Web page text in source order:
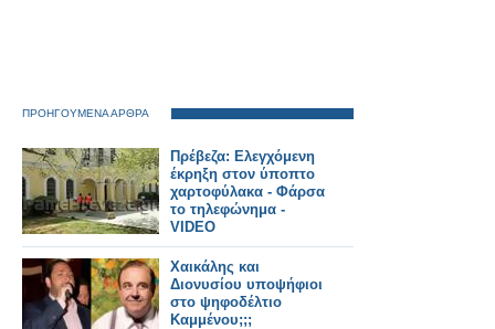
ΠΡΟΗΓΟΥΜΕΝΑ ΑΡΘΡΑ
Πρέβεζα: Ελεγχόμενη
έκρηξη στον ύποπτο
χαρτοφύλακα - Φάρσα
το τηλεφώνημα -
VIDEO
Χαικάλης και
Διονυσίου υποψήφιοι
στο ψηφοδέλτιο
Καμμένου;;;